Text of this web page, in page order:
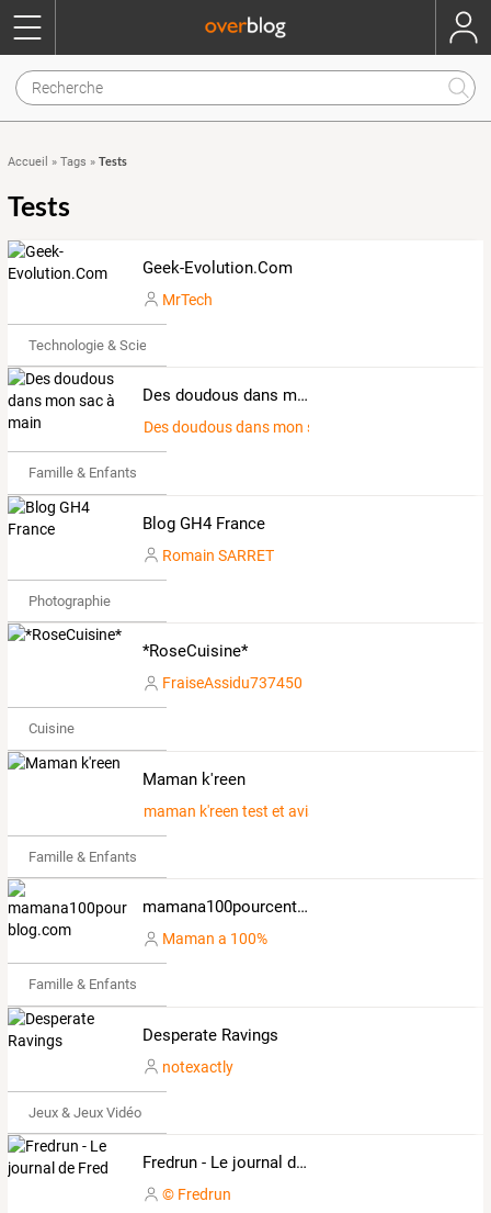
Accueil » Tags » Tests
Tests
Geek-Evolution.Com
MrTech
Technologie & Science
Des doudous dans mon sac à main
Des doudous dans mon sac à main
Famille & Enfants
Blog GH4 France
Romain SARRET
Photographie
*RoseCuisine*
FraiseAssidu737450
Cuisine
Maman k'reen
maman k'reen test et avis
Famille & Enfants
mamana100pourcent.over-blog.com
Maman a 100%
Famille & Enfants
Desperate Ravings
notexactly
Jeux & Jeux Vidéo
Fredrun - Le journal de Fred
© Fredrun